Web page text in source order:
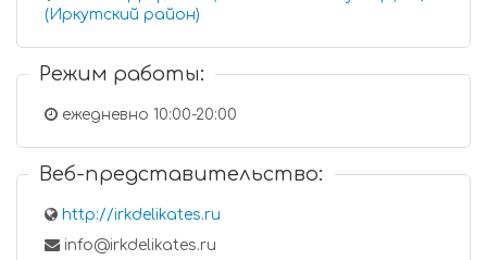
(Иркутский район)
Режим работы:
ежедневно 10:00-20:00
Веб-представительство:
http://irkdelikates.ru
info@irkdelikates.ru